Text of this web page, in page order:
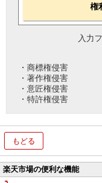
権
入力
・商標権侵害
・著作権侵害
・意匠権侵害
・特許権侵害
もどる
楽天市場の便利な機能